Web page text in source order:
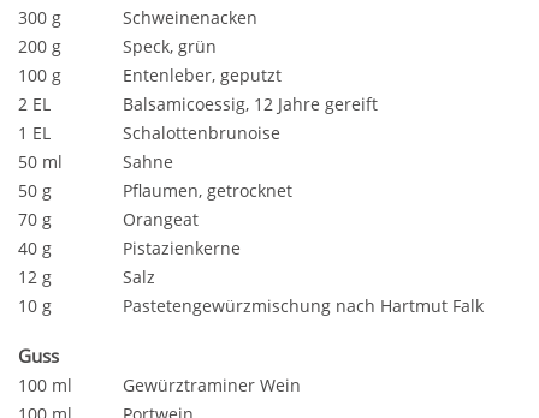
300 g
Schweinenacken
200 g
Speck, grün
100 g
Entenleber, geputzt
2 EL
Balsamicoessig, 12 Jahre gereift
1 EL
Schalottenbrunoise
50 ml
Sahne
50 g
Pflaumen, getrocknet
70 g
Orangeat
40 g
Pistazienkerne
12 g
Salz
10 g
Pastetengewürzmischung nach Hartmut Falk
Guss
100 ml
Gewürztraminer Wein